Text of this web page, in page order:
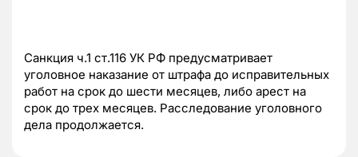
Санкция ч.1 ст.116 УК РФ предусматривает
уголовное наказание от штрафа до исправительных
работ на срок до шести месяцев, либо арест на
срок до трех месяцев. Расследование уголовного
дела продолжается.